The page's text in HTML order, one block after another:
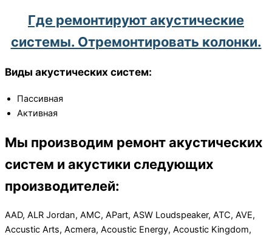
Где ремонтируют акустические
системы. Отремонтировать колонки.
Виды акустических систем:
Пассивная
Активная
Мы производим ремонт акустических
систем и акустики следующих
производителей:
AAD, ALR Jordan, AMC, APart, ASW Loudspeaker, ATC, AVE,
Accustic Arts, Acmera, Acoustic Energy, Acoustic Kingdom,